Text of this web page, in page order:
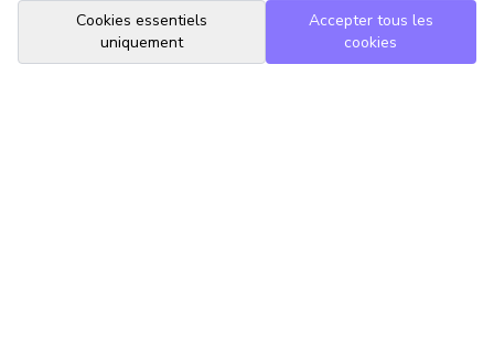
Cookies essentiels
uniquement
Accepter tous les
cookies